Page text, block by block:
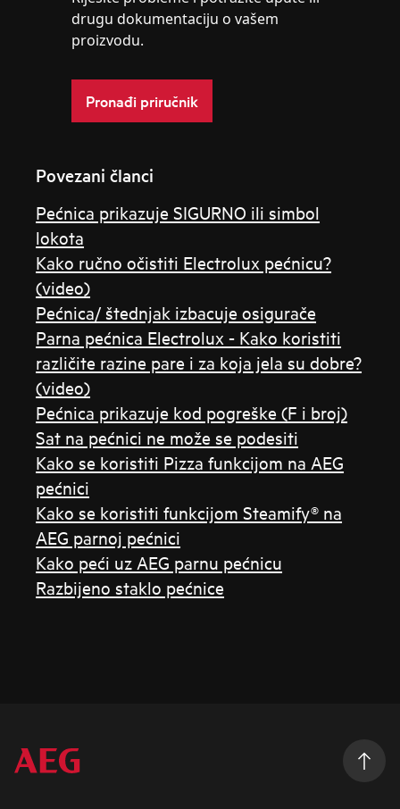
drugu dokumentaciju o vašem
proizvodu.
Pronađi priručnik
Povezani članci
Pećnica prikazuje SIGURNO ili simbol
lokota
Kako ručno očistiti Electrolux pećnicu?
(video)
Pećnica/ štednjak izbacuje osigurače
Parna pećnica Electrolux - Kako koristiti
različite razine pare i za koja jela su dobre?
(video)
Pećnica prikazuje kod pogreške (F i broj)
Sat na pećnici ne može se podesiti
Kako se koristiti Pizza funkcijom na AEG
pećnici
Kako se koristiti funkcijom Steamify® na
AEG parnoj pećnici
Kako peći uz AEG parnu pećnicu
Razbijeno staklo pećnice